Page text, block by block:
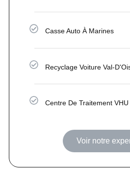
Casse Auto À Marines
Recyclage Voiture Val-
Centre De Traitement VHU
Voir notre